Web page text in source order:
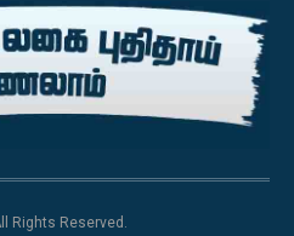
Rights Reserved.